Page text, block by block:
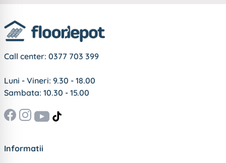
Call center: 0377 703 399
Luni - Vineri: 9.30 - 18.00
Sambata: 10.30 - 15.00
Informatii